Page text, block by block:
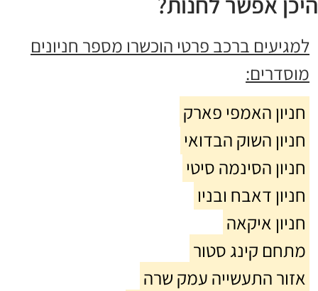
למגיעים ברכב פרטי הוכשרו מספר חניונים
מוסדרים:
חניון האמפי פארק
חניון השוק הבדואי
חניון הסינמה סיטי
חניון דאבח ובניו
חניון איקאה
מתחם קינג סטור
אזור התעשייה עמק שרה